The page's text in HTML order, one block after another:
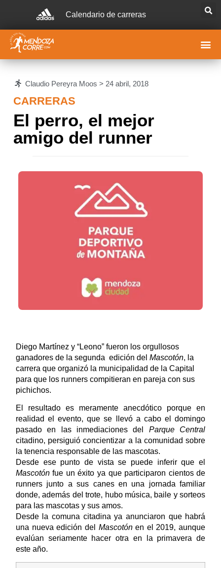
Calendario de carreras
Claudio Pereyra Moos > 24 abril, 2018
CARRERAS
El perro, el mejor
amigo del runner
Diego Martínez y “Leono” fueron los orgullosos
ganadores de la segunda edición del Mascotón, la
carrera que organizó la municipalidad de la Capital
para que los runners compitieran en pareja con sus
pichichos.
El resultado es meramente anecdótico porque en
realidad el evento, que se llevó a cabo el domingo
pasado en las inmediaciones del Parque Central
citadino, persiguió concientizar a la comunidad sobre
la tenencia responsable de las mascotas.
Desde ese punto de vista se puede inferir que el
Mascotónfue un éxito ya que participaron cientos de
runners junto a sus canes en una jornada familiar
donde, además del trote, hubo música, baile y sorteos
para las mascotas y sus amos.
Desde la comuna citadina ya anunciaron que habrá
una nueva edición del Mascotónen el 2019, aunque
evalúan seriamente hacer otra en la primavera de
este año.